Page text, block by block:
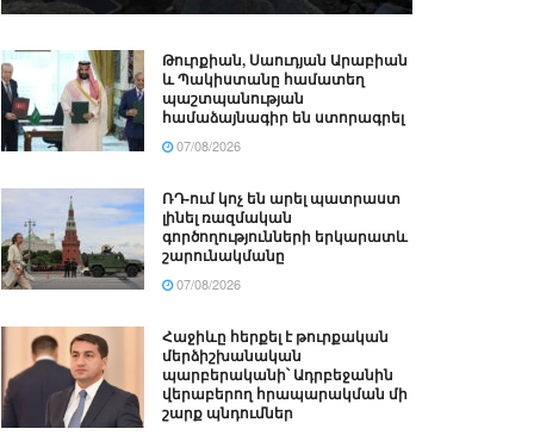
Թուրքիան, Սաուդյան Արաբիան
և Պակիստանը համատեղ
պաշտպանության
համաձայնագիր են ստորագրել
07/08/2026
ՌԴ-ում կոչ են արել պատրաստ
լինել ռազմական
գործողությունների երկարատև
շարունակմանը
07/08/2026
Հաջիևը հերքել է թուրքական
մերձիշխանական
պարբերականի՝ Ադրբեջանին
վերաբերող հրապարակման մի
շարք պնդումներ